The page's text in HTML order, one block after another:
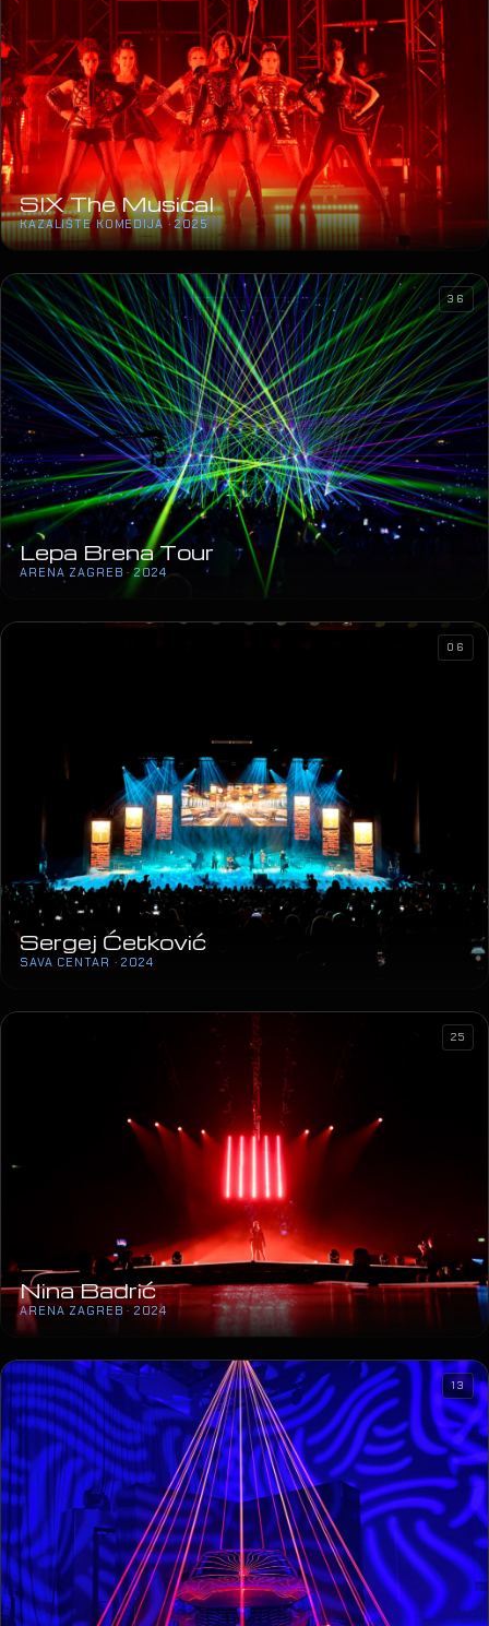
SIX The Musical
KAZALIŠTE KOMEDIJA · 2025
Lepa Brena Tour
ARENA ZAGREB · 2024
36
Sergej Ćetković
SAVA CENTAR · 2024
06
Nina Badrić
ARENA ZAGREB · 2024
25
13